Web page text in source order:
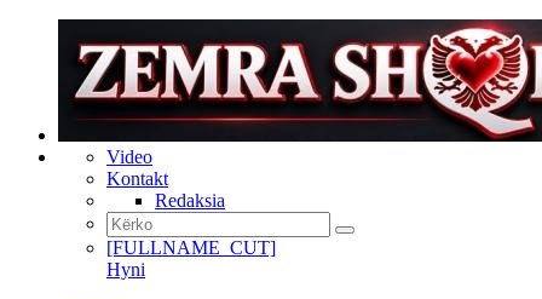
Video
Kontakt
Redaksia
[FULLNAME_CUT]
Hyni